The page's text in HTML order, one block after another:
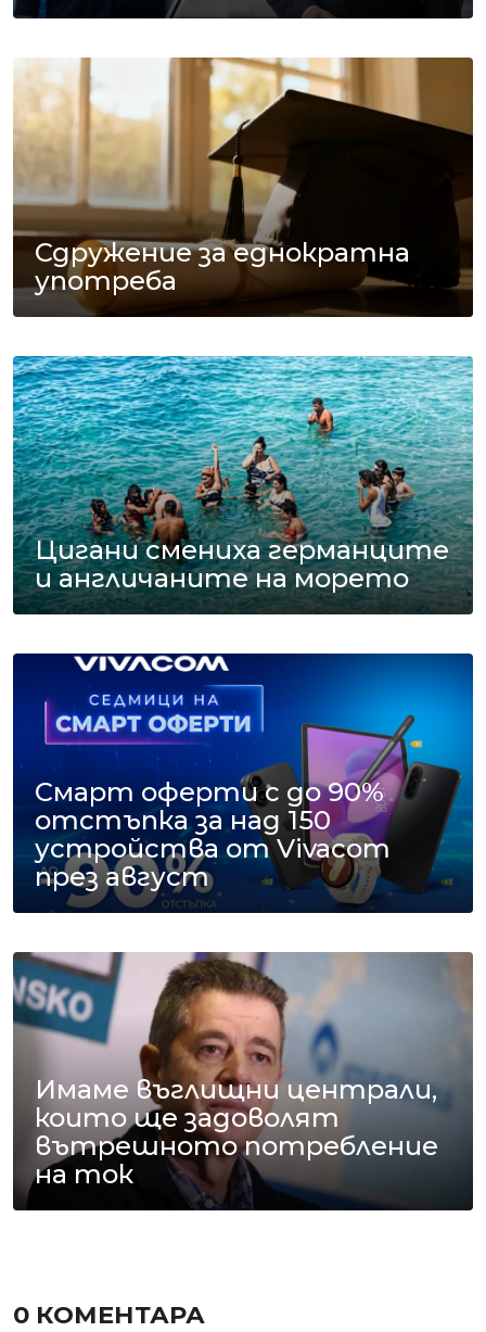
Сдружение за еднократна
употреба
Цигани смениха германците
и англичаните на морето
Смарт оферти с до 90%
отстъпка за над 150
устройства от Vivacom
през август
Имаме въглищни централи,
които ще задоволят
вътрешното потребление
на ток
0 КОМЕНТАРА